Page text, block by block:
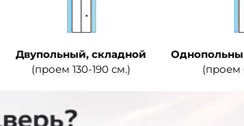
Двупольный, складной
(проем 130-190 см.)
(проем